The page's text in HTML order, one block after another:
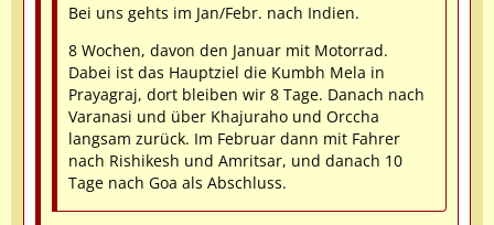
Bei uns gehts im Jan/Febr. nach Indien.
8 Wochen, davon den Januar mit Motorrad.
Dabei ist das Hauptziel die Kumbh Mela in
Prayagraj, dort bleiben wir 8 Tage. Danach nach
Varanasi und über Khajuraho und Orccha
langsam zurück. Im Februar dann mit Fahrer
nach Rishikesh und Amritsar, und danach 10
Tage nach Goa als Abschluss.